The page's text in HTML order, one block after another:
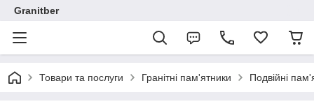
Granitber
Товари та послуги Гранітні пам'ятники Подвійні